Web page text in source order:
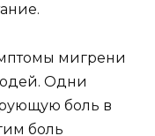
мигрени
Одни
боль в
боль